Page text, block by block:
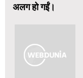
अलग हो गईं।